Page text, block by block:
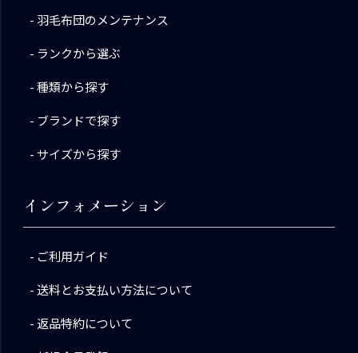
羽毛布団のメンテナンス
ランクから選ぶ
種類から探す
ブランドで探す
サイズから探す
インフォメーション
ご利用ガイド
送料とお支払い方法について
返品特約について